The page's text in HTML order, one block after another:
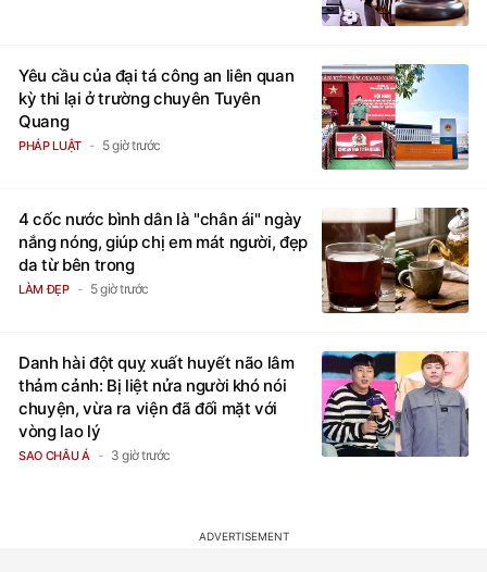
Yêu cầu của đại tá công an liên quan
kỳ thi lại ở trường chuyên Tuyên
Quang
PHÁP LUẬT 5 giờ trước
4 cốc nước bình dân là "chân ái" ngày
nắng nóng, giúp chị em mát người, đẹp
da từ bên trong
LÀM ĐẸP 5 giờ trước
Danh hài đột quỵ xuất huyết não lâm
thảm cảnh: Bị liệt nửa người khó nói
chuyện, vừa ra viện đã đối mặt với
vòng lao lý
SAO CHÂU Á 3 giờ trước